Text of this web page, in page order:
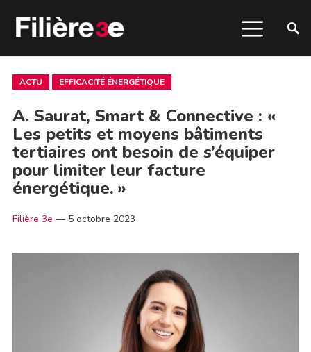
ACTU EFFICACITÉ ÉNERGÉTIQUE
A. Saurat, Smart & Connective : «
Les petits et moyens bâtiments
tertiaires ont besoin de s’équiper
pour limiter leur facture
énergétique. »
Filière 3e — 5 octobre 2023